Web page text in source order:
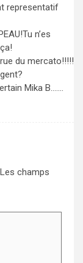
representatif
n’es
du mercato!!!!!
Mika B…….
Les champs